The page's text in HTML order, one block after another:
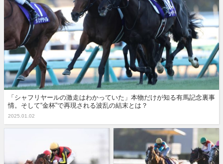
「シャフリヤールの激走はわかっていた」本物だけが知る有馬記念裏事
情。そして“金杯”で再現される波乱の結末とは？
2025.01.02